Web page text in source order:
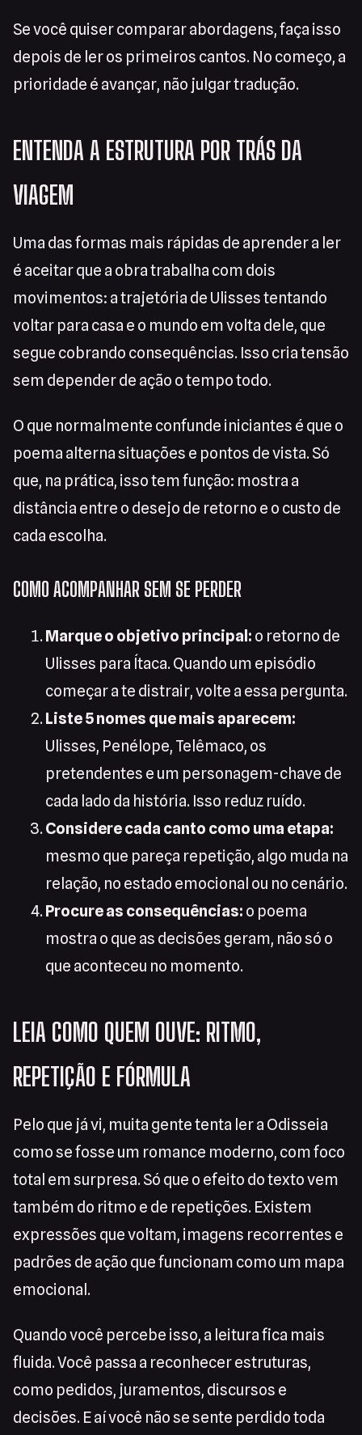
Se você quiser comparar abordagens, faça isso
depois de ler os primeiros cantos. No começo, a
prioridade é avançar, não julgar tradução.
ENTENDA A ESTRUTURA POR TRÁS DA
VIAGEM
Uma das formas mais rápidas de aprender a ler
é aceitar que a obra trabalha com dois
movimentos: a trajetória de Ulisses tentando
voltar para casa e o mundo em volta dele, que
segue cobrando consequências. Isso cria tensão
sem depender de ação o tempo todo.
O que normalmente confunde iniciantes é que o
poema alterna situações e pontos de vista. Só
que, na prática, isso tem função: mostra a
distância entre o desejo de retorno e o custo de
cada escolha.
COMO ACOMPANHAR SEM SE PERDER
Marque o objetivo principal: o retorno de
Ulisses para Ítaca. Quando um episódio
começar a te distrair, volte a essa pergunta.
Liste 5 nomes que mais aparecem:
Ulisses, Penélope, Telêmaco, os
pretendentes e um personagem-chave de
cada lado da história. Isso reduz ruído.
Considere cada canto como uma etapa:
mesmo que pareça repetição, algo muda na
relação, no estado emocional ou no cenário.
Procure as consequências: o poema
mostra o que as decisões geram, não só o
que aconteceu no momento.
LEIA COMO QUEM OUVE: RITMO,
REPETIÇÃO E FÓRMULA
Pelo que já vi, muita gente tenta ler a Odisseia
como se fosse um romance moderno, com foco
total em surpresa. Só que o efeito do texto vem
também do ritmo e de repetições. Existem
expressões que voltam, imagens recorrentes e
padrões de ação que funcionam como um mapa
emocional.
Quando você percebe isso, a leitura fica mais
fluida. Você passa a reconhecer estruturas,
como pedidos, juramentos, discursos e
decisões. E aí você não se sente perdido toda